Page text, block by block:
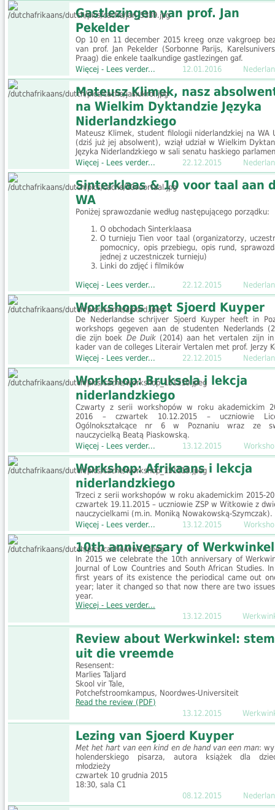
Gastlezingen van prof. Jan
Pekelder
Op 10 en 11 december 2015 kreeg onze vakgroep
van prof. Jan Pekelder (Sorbonne Parijs,
Praag) die enkele taalkundige gastlezingen gaf.
Więcej - Lees verder...
12.01.2016
Mateusz Klimek, nasz
na Wielkim Dyktandzie Języka
Niderlandzkiego
Mateusz Klimek, student filologii niderlandzkiej na WA
(dziś już jej absolwent), wziął udział w Wielkim
Języka Niderlandzkiego w sali senatu haskiego
Więcej - Lees verder...
22.12.2015
Sinterklaas & 10 voor taal aan
WA
Poniżej sprawozdanie według następującego porządku:
O obchodach Sinterklaasa
O turnieju Tien voor taal (organizatorzy,
pomocnicy, opis przebiegu, opis rund,
jednej z uczestniczek turnieju)
Linki do zdjęć i filmików
Więcej - Lees verder... 22.12.2015
Workshops met Sjoerd Kuyper
De Nederlandse schrijver Sjoerd Kuyper heeft in
workshops gegeven aan de studenten Nederlands
die zijn boek De Duik(2014) aan het vertalen zijn
kader van de colleges Literair Vertalen met prof. Jerzy
Więcej - Lees verder...
22.12.2015
Workshop: Bruksela i lekcja
niderlandzkiego
Czwarty z serii workshopów w roku akademickim
2016 – czwartek 10.12.2015 – uczniowie
Ogólnokształcące nr 6 w Poznaniu wraz ze
nauczycielką Beatą Piaskowską.
Więcej - Lees verder...
13.12.2015
Workshop: Afrikaans i lekcja
niderlandzkiego
Trzeci z serii workshopów w roku akademickim 2015-
czwartek 19.11.2015 – uczniowie ZSP w Witkowie z
nauczycielkami (m.in. Moniką Nowakowską-Szymczak).
Więcej - Lees verder...
13.12.2015
10th anniversary of Werkwinkel
In 2015 we celebrate the 10th anniversary of
Journal of Low Countries and South African Studies.
first years of its existence the periodical came out
year; later it changed so that now there are two
year.
Więcej - Lees verder...
13.12.2015
Review about Werkwinkel: stem
uit die vreemde
Resensent:
Marlies Taljard
Skool vir Tale,
Potchefstroomkampus, Noordwes-Universiteit
Read the review (PDF)
13.12.2015
Lezing van Sjoerd Kuyper
Met het hart van een kind en de hand van een man:
holenderskiego pisarza, autora książek dla
młodzieży
czwartek 10 grudnia 2015
18:30, sala C1
08.12.2015